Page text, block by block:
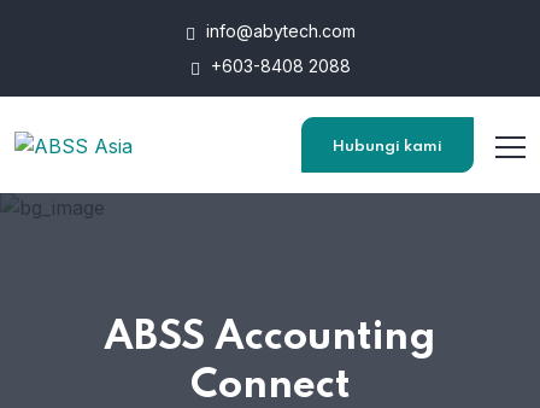
info@abytech.com
+603-8408 2088
Hubungi kami
ABSS Accounting
Connect